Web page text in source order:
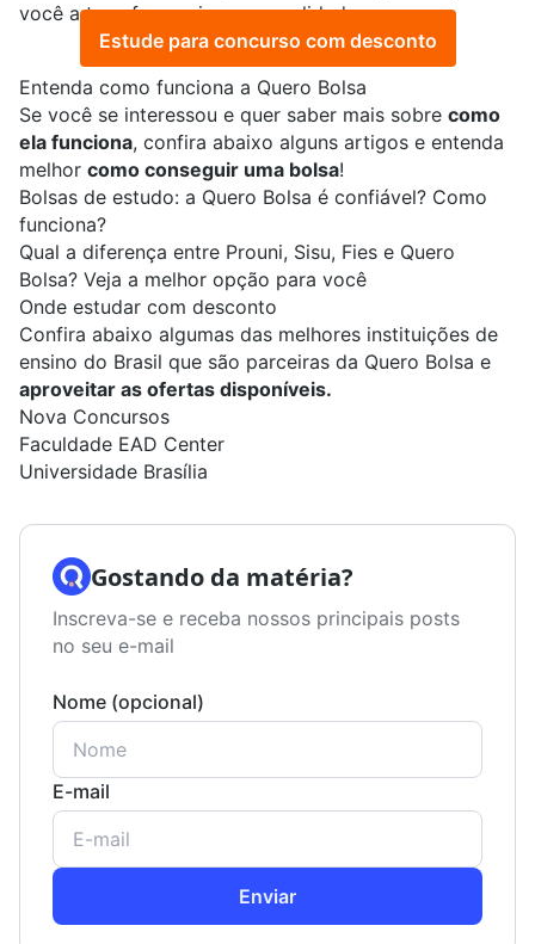
você a transformar isso em realidade.
Estude para concurso com desconto
Entenda como funciona a Quero Bolsa
Se você se interessou e quer saber mais sobre como
ela funciona, confira abaixo alguns artigos e entenda
melhor como conseguir uma bolsa!
Bolsas de estudo: a Quero Bolsa é confiável? Como
funciona?
Qual a diferença entre Prouni, Sisu, Fies e Quero
Bolsa? Veja a melhor opção para você
Onde estudar com desconto
Confira abaixo algumas das melhores instituições de
ensino do Brasil que são parceiras da Quero Bolsa e
aproveitar as ofertas disponíveis.
Nova Concursos
Faculdade EAD Center
Universidade Brasília
Gostando da matéria?
Inscreva-se e receba nossos principais posts
no seu e-mail
Nome (opcional)
E-mail
Enviar